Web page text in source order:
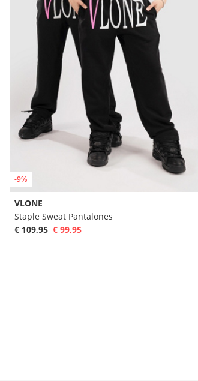
-9%
VLONE
Staple Sweat Pantalones
€ 109,95 € 99,95